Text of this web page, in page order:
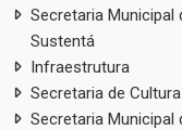
Secretaria Municipal
Sustentá
Infraestrutura
Secretaria de
Secretaria Municipal